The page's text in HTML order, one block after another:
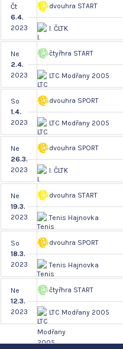
Čt
6.4.
2023
dvouhra START
I. ČLTK
Ne
2.4.
2023
čtyřhra START
LTC Modřany 2005
So
1.4.
2023
dvouhra SPORT
LTC Modřany 2005
Ne
26.3.
2023
dvouhra SPORT
I. ČLTK
Ne
19.3.
2023
dvouhra START
Tenis Hajnovka
So
18.3.
2023
dvouhra SPORT
Tenis Hajnovka
Ne
12.3.
2023
čtyřhra START
LTC Modřany 2005